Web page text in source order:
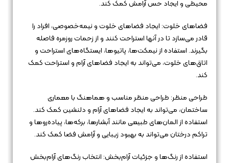
محیطی و ایجاد حس آرامش کمک کند.
فضاهای خلوت: ایجاد فضاهای خلوت و نیمه‌خصوصی، افراد را
قادر می‌سازد تا در آنها استراحت کنند و از زحمات روزمره فاصله
بگیرند. استفاده از نیمکت‌ها، پاتیوها، ایستگاه‌های استراحت و
اتاق‌های خلوت، می‌تواند به ایجاد فضاهای آرام و استراحت کمک
کند.
طراحی منظر: طراحی منظر مناسب و هماهنگ با معماری
ساختمان، می‌تواند به ایجاد فضاهای آرام و دلنشین کمک کند.
استفاده از المان‌های طبیعی مانند آبشارها، برکه‌ها، پیاده‌روها و
تراکم درختان می‌تواند به بهبود زیبایی و آرامش فضا کمک کند.
استفاده از رنگ‌ها و جزئیات آرام‌بخش: انتخاب رنگ‌های آرام‌بخش